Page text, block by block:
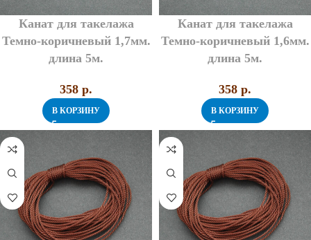
Канат для такелажа
Темно-коричневый 1,7мм.
длина 5м.
358 p.
В КОРЗИНУ
Канат для такелажа
Темно-коричневый 1,6мм.
длина 5м.
358 p.
В КОРЗИНУ